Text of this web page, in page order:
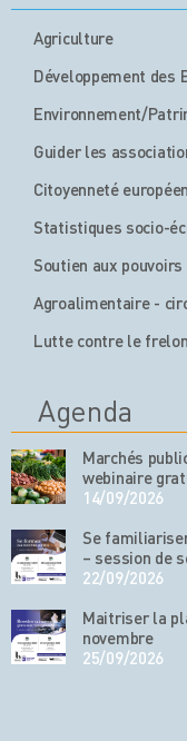
Agriculture
Développement des
Environnement/
Guider les
Citoyenneté
Statistiques socio-
Soutien aux
Agroalimentaire -
Lutte contre le
Agenda
Marchés
webinaire
14/09/2026
Se
– session de
22/09/2026
Maitriser la
novembre
25/09/2026